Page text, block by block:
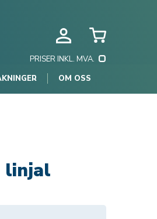
PRISER INKL. MVA.
OM OSS
linjal